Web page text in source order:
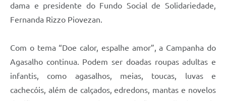
dama e presidente do Fundo Social de Solidariedade,
Fernanda Rizzo Piovezan.
Com o tema “Doe calor, espalhe amor”, a Campanha do
Agasalho continua. Podem ser doadas roupas adultas e
infantis, como agasalhos, meias, toucas, luvas e
cachecóis, além de calçados, edredons, mantas e novelos